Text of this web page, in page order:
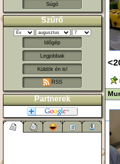
Súgó
Szűrő
Időgép
Legjobbak
Küldök én is!
RSS
Partnerek